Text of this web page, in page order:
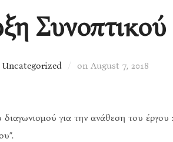
Uncategorized on Posted
August 7, 2018
διαγωνισμού για την ανάθεση του